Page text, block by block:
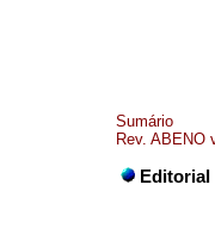
Sumário
Rev. ABENO
Editorial